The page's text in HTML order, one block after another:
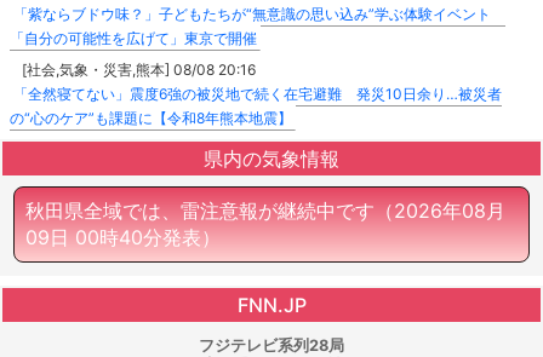
「紫ならブドウ味？」子どもたちが“無意識の思い込み”学ぶ体験イベント
「自分の可能性を広げて」東京で開催
[社会,気象・災害,熊本] 08/08 20:16
「全然寝てない」震度6強の被災地で続く在宅避難 発災10日余り…被災者
の“心のケア”も課題に【令和8年熊本地震】
県内の気象情報
秋田県全域では、雷注意報が継続中です（2026年08月
09日 00時40分発表）
FNN.JP
フジテレビ系列28局